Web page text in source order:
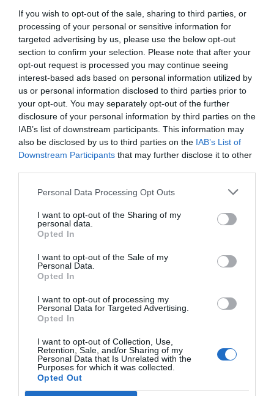
If you wish to opt-out of the sale, sharing to third parties, or
processing of your personal or sensitive information for
targeted advertising by us, please use the below opt-out
section to confirm your selection. Please note that after your
opt-out request is processed you may continue seeing
interest-based ads based on personal information utilized by
us or personal information disclosed to third parties prior to
your opt-out. You may separately opt-out of the further
disclosure of your personal information by third parties on the
IAB’s list of downstream participants. This information may
also be disclosed by us to third parties on the IAB’s List of
Downstream Participants that may further disclose it to other
Personal Data Processing Opt Outs
I want to opt-out of the Sharing of my
personal data.
Opted In
I want to opt-out of the Sale of my
Personal Data.
Opted In
I want to opt-out of processing my
Personal Data for Targeted Advertising.
Opted In
I want to opt-out of Collection, Use,
Retention, Sale, and/or Sharing of my
Personal Data that Is Unrelated with the
Purposes for which it was collected.
Opted Out